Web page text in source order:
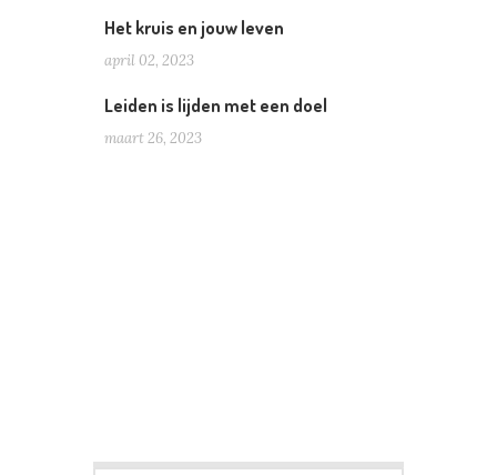
Het kruis en jouw leven
april 02, 2023
Leiden is lijden met een doel
maart 26, 2023